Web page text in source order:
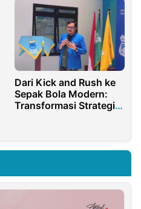
Dari Kick and Rush ke
Sepak Bola Modern:
Transformasi Strategi